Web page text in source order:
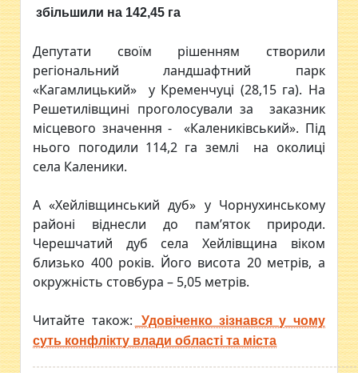
збільшили на 142,45 га
Депутати своїм рішенням створили
регіональний ландшафтний парк
«Кагамлицький» у Кременчуці (28,15 га). На
Решетилівщині проголосували за заказник
місцевого значення - «Калениківський». Під
нього погодили 114,2 га землі на околиці
села Каленики.
А «Хейлівщинський дуб» у Чорнухинському
районі віднесли до пам’яток природи.
Черешчатий дуб села Хейлівщина віком
близько 400 років. Його висота 20 метрів, а
окружність стовбура – 5,05 метрів.
Читайте також:
Удовіченко зізнався у чому
суть конфлікту влади області та міста